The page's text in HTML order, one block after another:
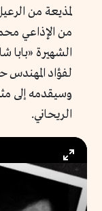
لمذيعة من
من الإذاعي
الشهيرة «بابا
لفؤاد المهندس
وسيقدمه إلى
الريحاني.
Enter